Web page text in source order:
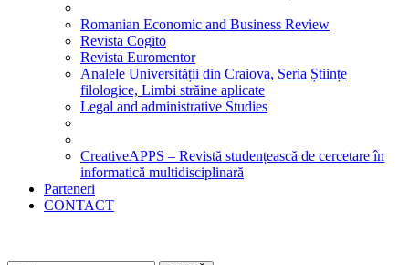
Romanian Economic and Business Review
Revista Cogito
Revista Euromentor
Analele Universității din Craiova, Seria Științe
filologice, Limbi străine aplicate
Legal and administrative Studies
CreativeAPPS – Revistă studențească de cercetare în
informatică multidisciplinară
Parteneri
CONTACT